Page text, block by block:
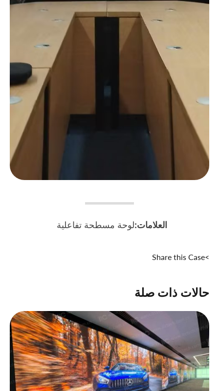
العلامات:لوحة مسطحة تفاعلية
>Share this Case
حالات ذات صلة